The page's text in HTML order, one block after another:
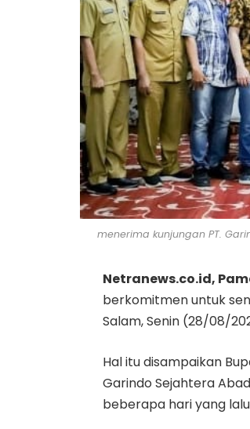
menerima kunjungan PT.
Netranews.co.id,
berkomitmen untuk
Salam, Senin (28/08/
Hal itu disampaikan
Garindo Sejahtera
beberapa hari yang